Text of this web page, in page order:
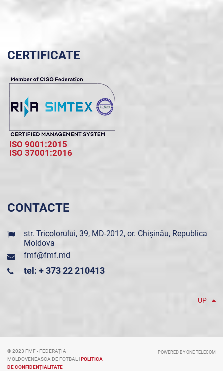
CERTIFICATE
ISO 9001:2015
ISO 37001:2016
CONTACTE
str. Tricolorului, 39, MD-2012, or. Chișinău, Republica
Moldova
fmf@fmf.md
tel: + 373 22 210413
UP
© 2023 FMF - FEDERAȚIA
MOLDOVENEASCA DE FOTBAL |POLITICA
DE CONFIDENȚIALITATE
POWERED BY ONE TELECOM